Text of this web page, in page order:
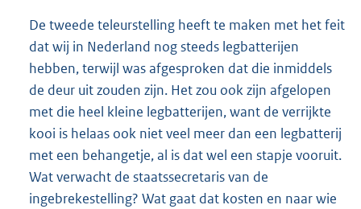
De tweede teleurstelling heeft te maken met het feit
dat wij in Nederland nog steeds legbatterijen
hebben, terwijl was afgesproken dat die inmiddels
de deur uit zouden zijn. Het zou ook zijn afgelopen
met die heel kleine legbatterijen, want de verrijkte
kooi is helaas ook niet veel meer dan een legbatterij
met een behangetje, al is dat wel een stapje vooruit.
Wat verwacht de staatssecretaris van de
ingebrekestelling? Wat gaat dat kosten en naar wie